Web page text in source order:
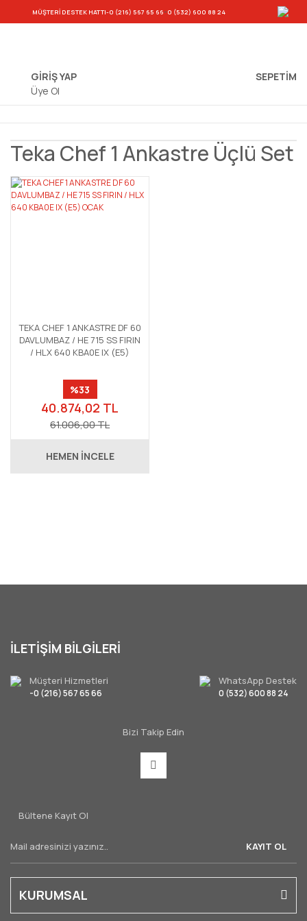
MÜŞTERİ DESTEK HATTI-0 (216) 567 65 66-0 (532) 600 88 24
GİRİŞ YAP
Üye Ol
SEPETIM
Teka Chef 1 Ankastre Üçlü Set
TEKA CHEF 1 ANKASTRE DF 60
DAVLUMBAZ / HE 715 SS FIRIN
/ HLX 640 KBA0E IX (E5)
%33
40.874,02 TL
61.006,00 TL
HEMEN İNCELE
İLETİŞİM BİLGİLERİ
Müşteri Hizmetleri
-0 (216) 567 65 66
WhatsApp Destek
0 (532) 600 88 24
Bizi Takip Edin
Bültene Kayıt Ol
KAYIT OL
KURUMSAL